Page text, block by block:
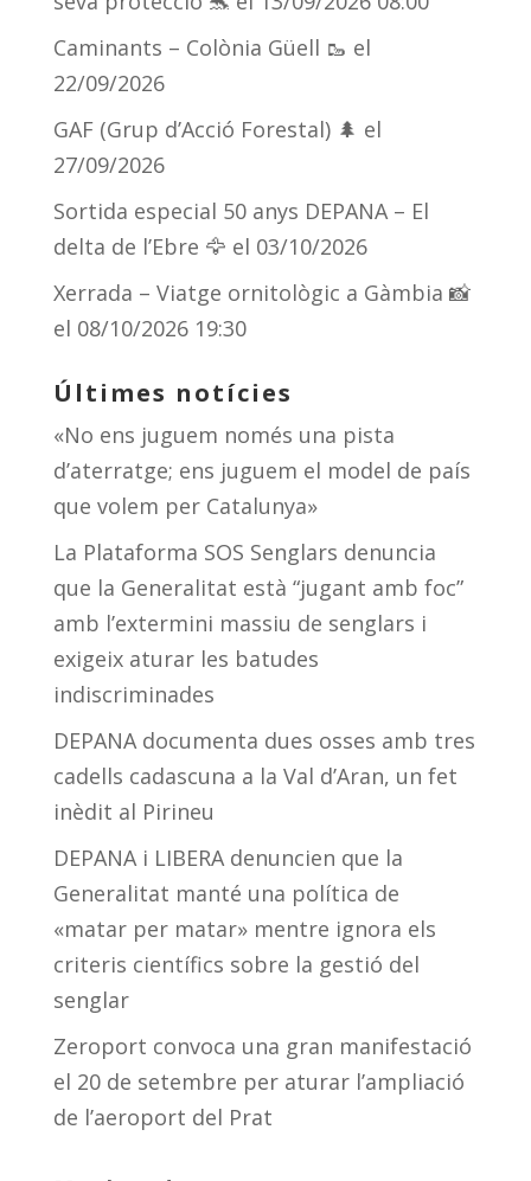
s m te
ix
Caminants – Colònia Güell 🥾 el
22/09/2026
GAF (Grup d’Acció Forestal) 🌲 el
27/09/2026
Sortida especial 50 anys DEPANA – El
delta de l’Ebre 🦅 el 03/10/2026
Xerrada – Viatge ornitològic a Gàmbia 📸
el 08/10/2026 19:30
Últimes notícies
«No ens juguem només una pista
d’aterratge; ens juguem el model de país
que volem per Catalunya»
La Plataforma SOS Senglars denuncia
que la Generalitat està “jugant amb foc”
amb l’extermini massiu de senglars i
exigeix aturar les batudes
indiscriminades
DEPANA documenta dues osses amb tres
cadells cadascuna a la Val d’Aran, un fet
inèdit al Pirineu
DEPANA i LIBERA denuncien que la
Generalitat manté una política de
«matar per matar» mentre ignora els
criteris científics sobre la gestió del
senglar
Zeroport convoca una gran manifestació
el 20 de setembre per aturar l’ampliació
de l’aeroport del Prat